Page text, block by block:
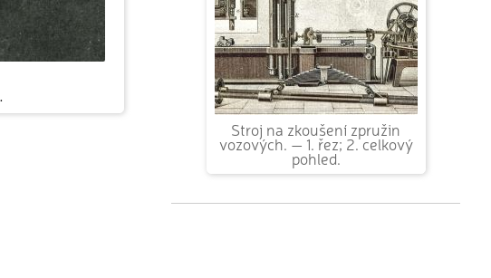
Stroj na zkoušení zpružin
vozových. — 1. řez; 2. celkový
pohled.